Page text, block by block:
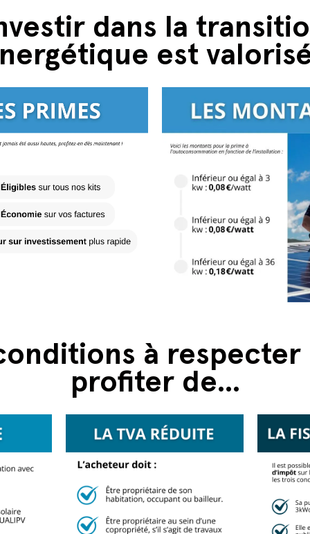
dans la
est
à respecter
profiter de...